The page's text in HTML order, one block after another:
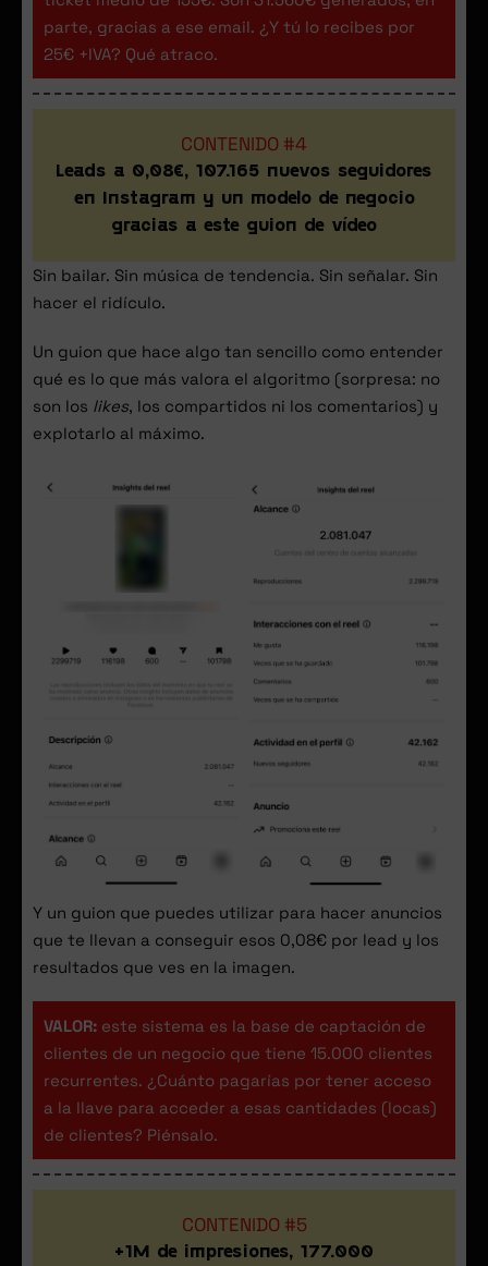
parte, gracias a ese email. ¿Y tú lo recibes por
25€ +IVA? Qué atraco.
CONTENIDO #4
Leads a 0,08€, 107.165 nuevos seguidores
en Instagram y un modelo de negocio
gracias a este guion de vídeo
Sin bailar. Sin música de tendencia. Sin señalar. Sin
hacer el ridículo.
Un guion que hace algo tan sencillo como entender
qué es lo que más valora el algoritmo (sorpresa: no
son los likes, los compartidos ni los comentarios) y
explotarlo al máximo.
Y un guion que puedes utilizar para hacer anuncios
que te llevan a conseguir esos 0,08€ por lead y los
resultados que ves en la imagen.
VALOR: este sistema es la base de captación de
clientes de un negocio que tiene 15.000 clientes
recurrentes. ¿Cuánto pagarías por tener acceso
a la llave para acceder a esas cantidades (locas)
de clientes? Piénsalo.
CONTENIDO #5
+1M de impresiones, 177.000